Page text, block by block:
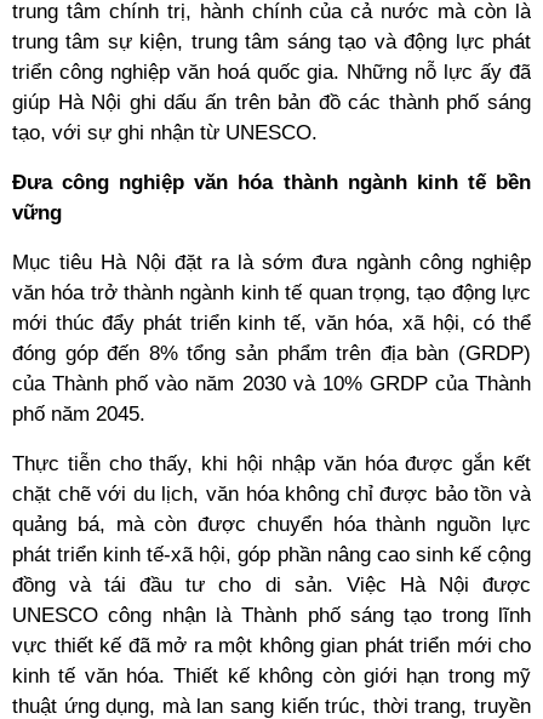
trung tâm chính trị, hành chính của cả nước mà còn là
trung tâm sự kiện, trung tâm sáng tạo và động lực phát
triển công nghiệp văn hoá quốc gia. Những nỗ lực ấy đã
giúp Hà Nội ghi dấu ấn trên bản đồ các thành phố sáng
tạo, với sự ghi nhận từ UNESCO.
Đưa công nghiệp văn hóa thành ngành kinh tế bền
vững
Mục tiêu Hà Nội đặt ra là sớm đưa ngành công nghiệp
văn hóa trở thành ngành kinh tế quan trọng, tạo động lực
mới thúc đẩy phát triển kinh tế, văn hóa, xã hội, có thể
đóng góp đến 8% tổng sản phẩm trên địa bàn (GRDP)
của Thành phố vào năm 2030 và 10% GRDP của Thành
phố năm 2045.
Thực tiễn cho thấy, khi hội nhập văn hóa được gắn kết
chặt chẽ với du lịch, văn hóa không chỉ được bảo tồn và
quảng bá, mà còn được chuyển hóa thành nguồn lực
phát triển kinh tế-xã hội, góp phần nâng cao sinh kế cộng
đồng và tái đầu tư cho di sản. Việc Hà Nội được
UNESCO công nhận là Thành phố sáng tạo trong lĩnh
vực thiết kế đã mở ra một không gian phát triển mới cho
kinh tế văn hóa. Thiết kế không còn giới hạn trong mỹ
thuật ứng dụng, mà lan sang kiến trúc, thời trang, truyền